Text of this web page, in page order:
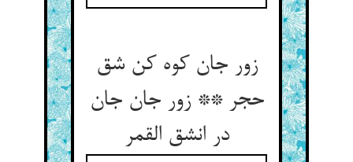
زور جان کوه کن شق
حجر ** زور جان جان
در انشق القمر